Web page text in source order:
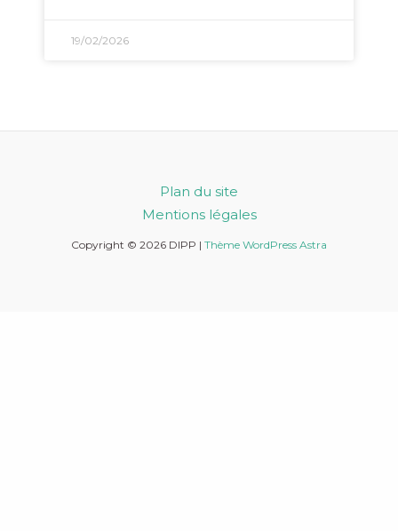
19/02/2026
Plan du site
Mentions légales
Copyright © 2026 DIPP | Thème WordPress Astra